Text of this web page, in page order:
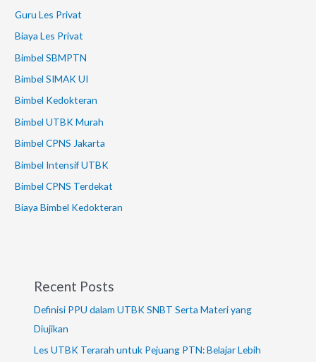
Guru Les Privat
Biaya Les Privat
Bimbel SBMPTN
Bimbel SIMAK UI
Bimbel Kedokteran
Bimbel UTBK Murah
Bimbel CPNS Jakarta
Bimbel Intensif UTBK
Bimbel CPNS Terdekat
Biaya Bimbel Kedokteran
Recent Posts
Definisi PPU dalam UTBK SNBT Serta Materi yang
Diujikan
Les UTBK Terarah untuk Pejuang PTN: Belajar Lebih